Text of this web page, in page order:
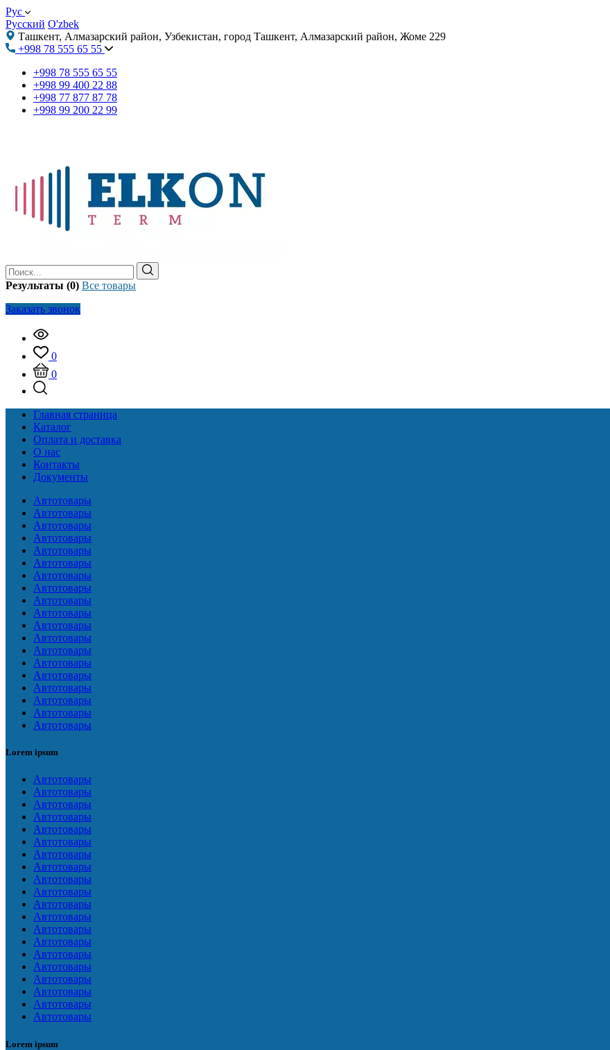
Рус
Русский O'zbek
Ташкент, Алмазарский район, Узбекистан, город Ташкент, Алмазарский район, Жоме 229
+998 78 555 65 55
+998 78 555 65 55
+998 99 400 22 88
+998 77 877 87 78
+998 99 200 22 99
Результаты (0) Все товары
Заказать звонок
0
0
Главная страница
Каталог
Оплата и доставка
О нас
Контакты
Документы
Автотовары
Автотовары
Автотовары
Автотовары
Автотовары
Автотовары
Автотовары
Автотовары
Автотовары
Автотовары
Автотовары
Автотовары
Автотовары
Автотовары
Автотовары
Автотовары
Автотовары
Автотовары
Автотовары
Lorem ipsum
Автотовары
Автотовары
Автотовары
Автотовары
Автотовары
Автотовары
Автотовары
Автотовары
Автотовары
Автотовары
Автотовары
Автотовары
Автотовары
Автотовары
Автотовары
Автотовары
Автотовары
Автотовары
Автотовары
Автотовары
Lorem ipsum